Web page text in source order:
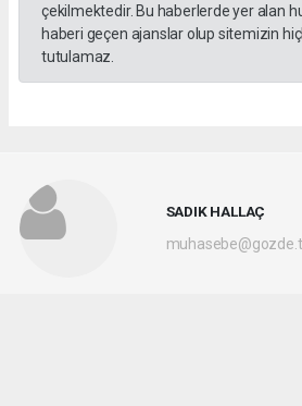
çekilmektedir. Bu haberlerde yer alan
haberi geçen ajanslar olup sitemizin
tutulamaz.
SADIK HALLAÇ